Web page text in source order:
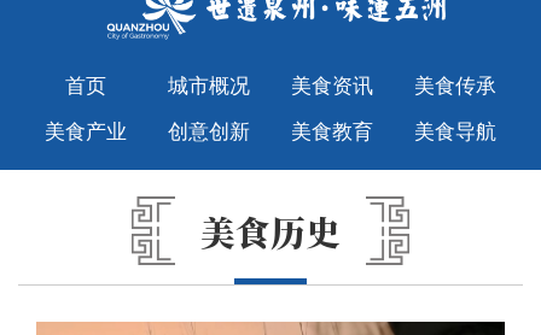
首页 城市概况 美食资讯
美食传承
美食产业
创意创新 美食教育 美食导航
美食历史